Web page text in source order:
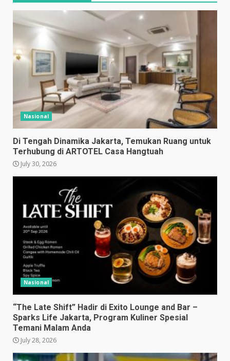
Nasional
Di Tengah Dinamika Jakarta, Temukan Ruang untuk
Terhubung di ARTOTEL Casa Hangtuah
July 30, 2026
Nasional
“The Late Shift” Hadir di Exito Lounge and Bar –
Sparks Life Jakarta, Program Kuliner Spesial
Temani Malam Anda
July 28, 2026